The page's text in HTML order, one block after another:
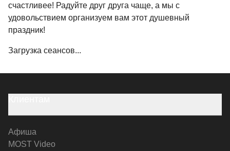
счастливее! Радуйте друг друга чаще, а мы с
удовольствием организуем вам этот душевный
праздник!
Загрузка сеансов...
Афиша
MOST Video